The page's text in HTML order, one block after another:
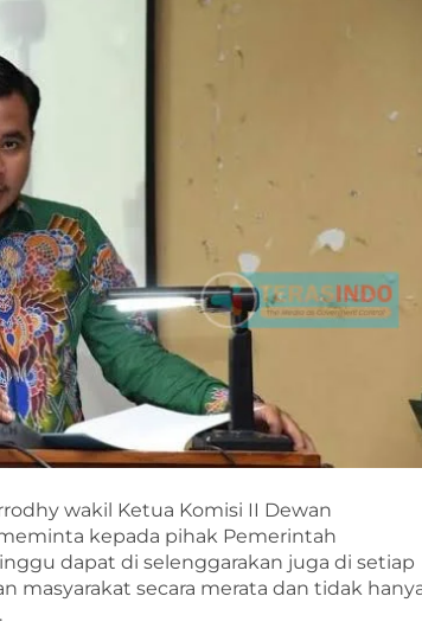
wakil Ketua Komisi II Dewan
kepada pihak Pemerintah
dapat di selenggarakan juga di setiap
secara merata dan tidak